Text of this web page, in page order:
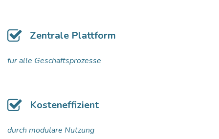
Zentrale Plattform
für alle Geschäftsprozesse
Kosteneffizient
durch modulare Nutzung